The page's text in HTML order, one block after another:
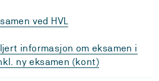
ved HVL
informasjon om eksamen i
ny eksamen (kont)